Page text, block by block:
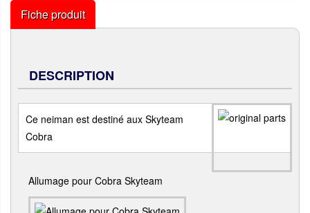
Fiche produit
DESCRIPTION
Ce neiman est destiné aux Skyteam
Cobra
Allumage pour Cobra Skyteam